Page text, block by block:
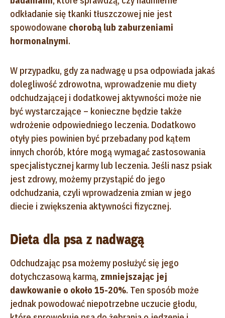
odkładanie się tkanki tłuszczowej nie jest
spowodowane chorobą lub zaburzeniami
hormonalnymi.
W przypadku, gdy za nadwagę u psa odpowiada jakaś
dolegliwość zdrowotna, wprowadzenie mu diety
odchudzającej i dodatkowej aktywności może nie
być wystarczające – konieczne będzie także
wdrożenie odpowiedniego leczenia. Dodatkowo
otyły pies powinien być przebadany pod kątem
innych chorób, które mogą wymagać zastosowania
specjalistycznej karmy lub leczenia. Jeśli nasz psiak
jest zdrowy, możemy przystąpić do jego
odchudzania, czyli wprowadzenia zmian w jego
diecie i zwiększenia aktywności fizycznej.
Dieta dla psa z nadwagą
Odchudzając psa możemy posłużyć się jego
dotychczasową karmą, zmniejszając jej
dawkowanie o około 15-20%. Ten sposób może
jednak powodować niepotrzebne uczucie głodu,